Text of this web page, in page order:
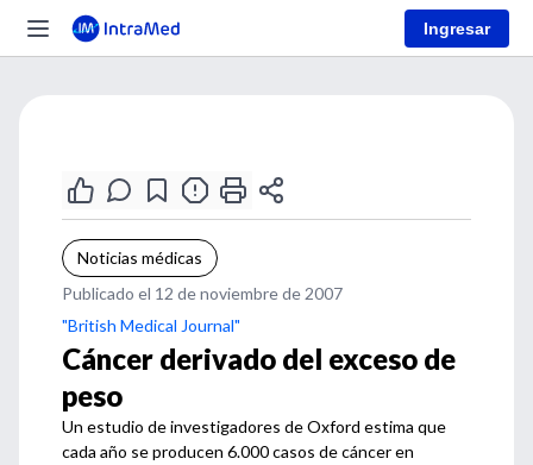
Ingresar
Noticias médicas
Publicado el 12 de noviembre de 2007
"British Medical Journal"
Cáncer derivado del exceso de
peso
Un estudio de investigadores de Oxford estima que
cada año se producen 6.000 casos de cáncer en